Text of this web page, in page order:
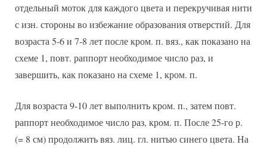
отдельный моток для каждого цвета и перекручивая нити
с изн. стороны во избежание образования отверстий. Для
возраста 5-6 и 7-8 лет после кром. п. вяз., как показано на
схеме 1, повт. раппорт необходимое число раз, и
завершить, как показано на схеме 1, кром. п.
Для возраста 9-10 лет выполнить кром. п., затем повт.
раппорт необходимое число раз, кром. п. После 25-го р.
(= 8 см) продолжить вяз. лиц. гл. нитью синего цвета. На